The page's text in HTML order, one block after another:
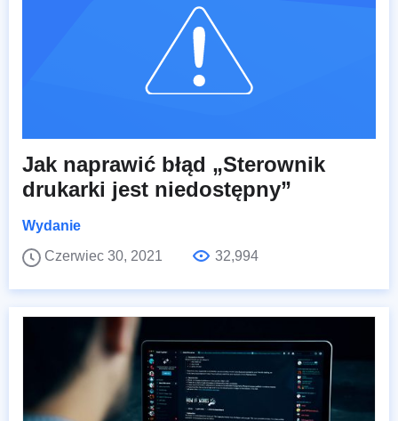
Jak naprawić błąd „Sterownik
drukarki jest niedostępny”
Wydanie
Czerwiec 30, 2021
32,994